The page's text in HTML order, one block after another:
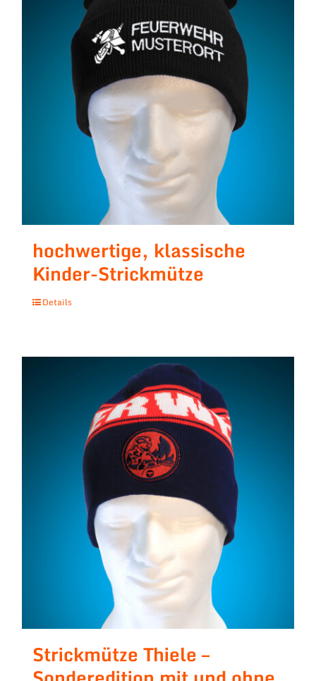
hochwertige, klassische
Kinder-Strickmütze
Details
Strickmütze Thiele –